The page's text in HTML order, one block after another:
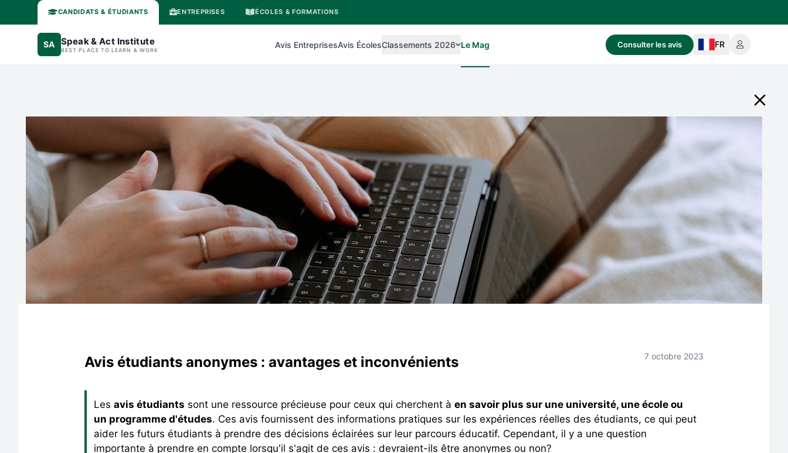
CANDIDATS & ÉTUDIANTS ENTREPRISES ÉCOLES & FORMATIONS
SA Speak & Act Institute
BEST PLACE TO LEARN & WORK
Avis EntreprisesAvis ÉcolesClassements 2026 Le Mag Consulter les avis FR
7 octobre 2023
Avis étudiants anonymes : avantages et inconvénients
Les avis étudiants sont une ressource précieuse pour ceux qui cherchent à en savoir plus sur une université, une école ou
un programme d'études. Ces avis fournissent des informations pratiques sur les expériences réelles des étudiants, ce qui peut
aider les futurs étudiants à prendre des décisions éclairées sur leur parcours éducatif. Cependant, il y a une question
importante à prendre en compte lorsqu'il s'agit de ces avis : devraient-ils être anonymes ou non?